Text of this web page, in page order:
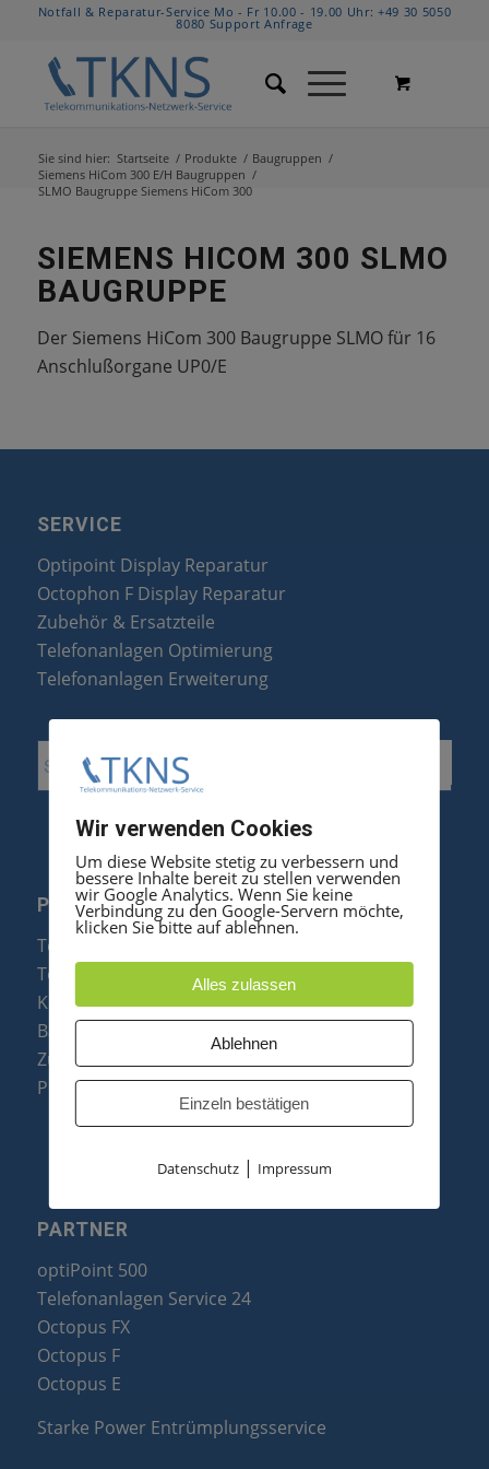
Notfall & Reparatur-Service Mo - Fr 10.00 - 19.00 Uhr:+49 30 5050
8080 Support Anfrage
Sie sind hier: Startseite / Produkte / Baugruppen /
Siemens HiCom 300 E/H Baugruppen /
SLMO Baugruppe Siemens HiCom 300
SIEMENS HICOM 300 SLMO
BAUGRUPPE
Der Siemens HiCom 300 Baugruppe SLMO für 16
Anschlußorgane UP0/E
SERVICE
Optipoint Display Reparatur
Octophon F Display Reparatur
Zubehör & Ersatzteile
Telefonanlagen Optimierung
Telefonanlagen Erweiterung
PRODUKTE
Telefonanlagen
Telefone
Konftel Konferenztelefone
Baugruppen
Zubehör & Ersatzteile
Produktzusammenfassung
PARTNER
optiPoint 500
Telefonanlagen Service 24
Octopus FX
Octopus F
Octopus E
Starke Power Entrümplungsservice
Wir verwenden Cookies
Um diese Website stetig zu verbessern und
bessere Inhalte bereit zu stellen verwenden
wir Google Analytics. Wenn Sie keine
Verbindung zu den Google-Servern möchte,
klicken Sie bitte auf ablehnen.
Alles zulassen
Ablehnen
Einzeln bestätigen
Datenschutz| Impressum